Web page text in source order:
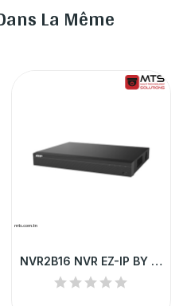
La Même
NVR2B16 NVR EZ-IP BY DAHUA 16-CH 1U H.265